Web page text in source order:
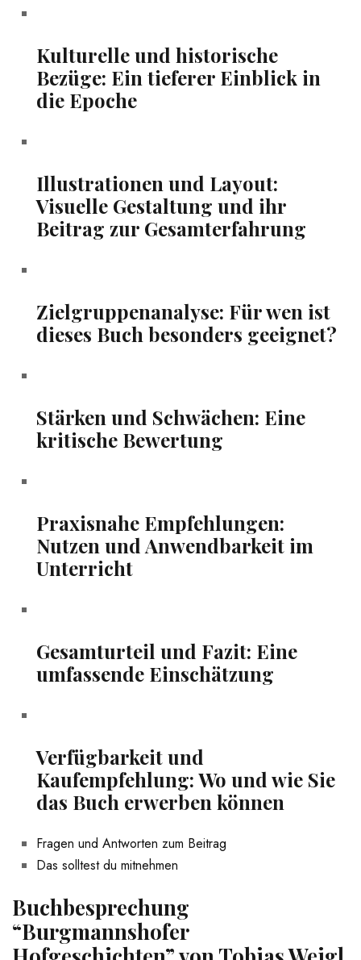
Kulturelle ‍und historische
Bezüge: Ein tieferer Einblick in
die Epoche
Illustrationen und Layout:‌
Visuelle Gestaltung und ihr
Beitrag⁢ zur Gesamterfahrung
Zielgruppenanalyse: Für wen ist
dieses Buch besonders geeignet?
Stärken ⁤und‌ Schwächen: Eine
kritische Bewertung
Praxisnahe Empfehlungen:​
Nutzen und Anwendbarkeit im
Unterricht
Gesamturteil und Fazit: Eine
umfassende Einschätzung
Verfügbarkeit und
Kaufempfehlung: Wo⁣ und​ wie Sie
das Buch erwerben können
Fragen und Antworten zum Beitrag
Das solltest du mitnehmen
Buchbesprechung
“Burgmannshofer